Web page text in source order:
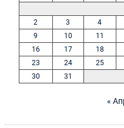
2
3 4
9
10 11
16
17 18
23
24 25
30
31
«